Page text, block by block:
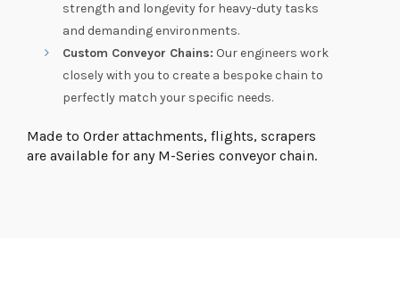
strength and longevity for heavy-duty tasks
and demanding environments.
Custom Conveyor Chains: Our engineers work
closely with you to create a bespoke chain to
perfectly match your specific needs.
Made to Order attachments, flights, scrapers
are available for any M-Series conveyor chain.